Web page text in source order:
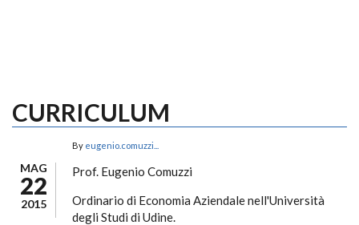
CURRICULUM
MAG
22
2015
By eugenio.comuzzi...
Prof. Eugenio Comuzzi
Ordinario di Economia Aziendale nell'Università
degli Studi di Udine.